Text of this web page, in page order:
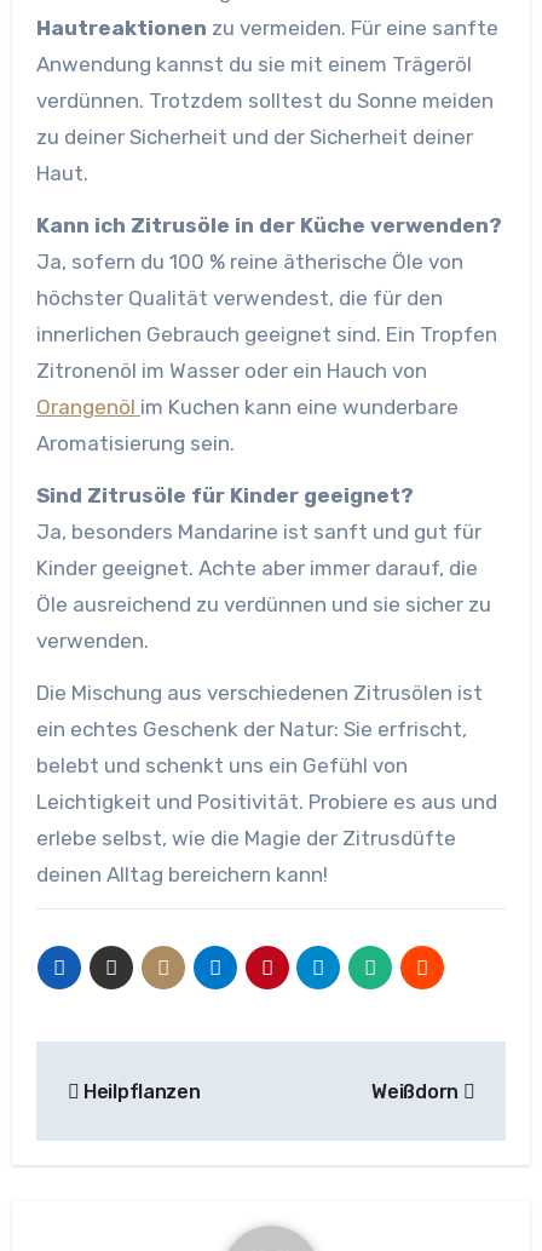
Hautreaktionen zu vermeiden. Für eine sanfte
Anwendung kannst du sie mit einem Trägeröl
verdünnen. Trotzdem solltest du Sonne meiden
zu deiner Sicherheit und der Sicherheit deiner
Haut.
Kann ich Zitrusöle in der Küche verwenden?
Ja, sofern du 100 % reine ätherische Öle von
höchster Qualität verwendest, die für den
innerlichen Gebrauch geeignet sind. Ein Tropfen
Zitronenöl im Wasser oder ein Hauch von
Orangenöl im Kuchen kann eine wunderbare
Aromatisierung sein.
Sind Zitrusöle für Kinder geeignet?
Ja, besonders Mandarine ist sanft und gut für
Kinder geeignet. Achte aber immer darauf, die
Öle ausreichend zu verdünnen und sie sicher zu
verwenden.
Die Mischung aus verschiedenen Zitrusölen ist
ein echtes Geschenk der Natur: Sie erfrischt,
belebt und schenkt uns ein Gefühl von
Leichtigkeit und Positivität. Probiere es aus und
erlebe selbst, wie die Magie der Zitrusdüfte
deinen Alltag bereichern kann!
Heilpflanzen Weißdorn